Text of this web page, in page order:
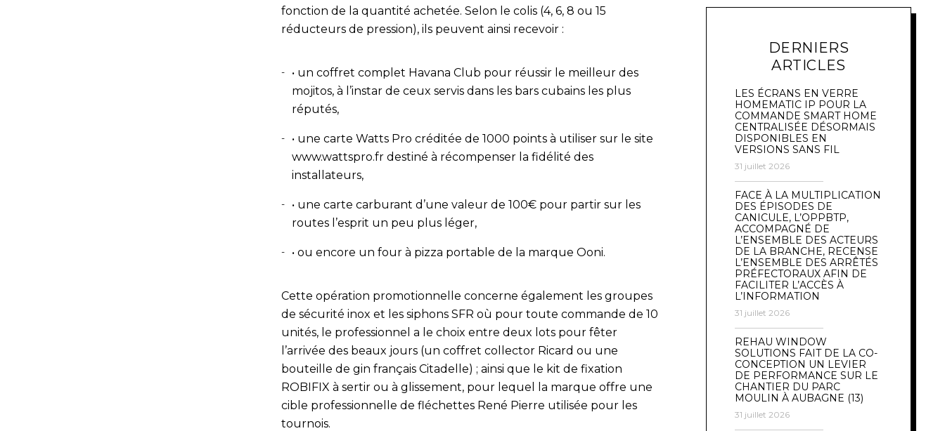
fonction de la quantité achetée. Selon le colis (4, 6, 8 ou 15
réducteurs de pression), ils peuvent ainsi recevoir :
• un coffret complet Havana Club pour réussir le meilleur des
mojitos, à l’instar de ceux servis dans les bars cubains les plus
réputés,
• une carte Watts Pro créditée de 1000 points à utiliser sur le site
www.wattspro.fr destiné à récompenser la fidélité des
installateurs,
• une carte carburant d’une valeur de 100€ pour partir sur les
routes l’esprit un peu plus léger,
• ou encore un four à pizza portable de la marque Ooni.
Cette opération promotionnelle concerne également les groupes
de sécurité inox et les siphons SFR où pour toute commande de 10
unités, le professionnel a le choix entre deux lots pour fêter
l’arrivée des beaux jours (un coffret collector Ricard ou une
bouteille de gin français Citadelle) ; ainsi que le kit de fixation
ROBIFIX à sertir ou à glissement, pour lequel la marque offre une
cible professionnelle de fléchettes René Pierre utilisée pour les
tournois.
DERNIERS
ARTICLES
LES ÉCRANS EN VERRE
HOMEMATIC IP POUR LA
COMMANDE SMART HOME
CENTRALISÉE DÉSORMAIS
DISPONIBLES EN
VERSIONS SANS FIL
31 juillet 2026
FACE À LA MULTIPLICATION
DES ÉPISODES DE
CANICULE, L’OPPBTP,
ACCOMPAGNÉ DE
L’ENSEMBLE DES ACTEURS
DE LA BRANCHE, RECENSE
L’ENSEMBLE DES ARRÊTÉS
PRÉFECTORAUX AFIN DE
FACILITER L’ACCÈS À
L’INFORMATION
31 juillet 2026
REHAU WINDOW
SOLUTIONS FAIT DE LA CO-
CONCEPTION UN LEVIER
DE PERFORMANCE SUR LE
CHANTIER DU PARC
MOULIN À AUBAGNE (13)
31 juillet 2026